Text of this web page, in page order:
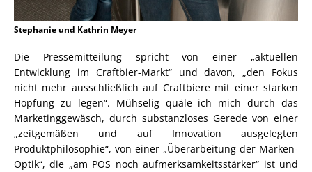
Stephanie und Kathrin Meyer
Die Pressemitteilung spricht von einer „aktuellen
Entwicklung im Craftbier-Markt“ und davon, „den Fokus
nicht mehr ausschließlich auf Craftbiere mit einer starken
Hopfung zu legen“. Mühselig quäle ich mich durch das
Marketinggewäsch, durch substanzloses Gerede von einer
„zeitgemäßen und auf Innovation ausgelegten
Produktphilosophie“, von einer „Überarbeitung der Marken-
Optik“, die „am POS noch aufmerksamkeitsstärker“ ist und